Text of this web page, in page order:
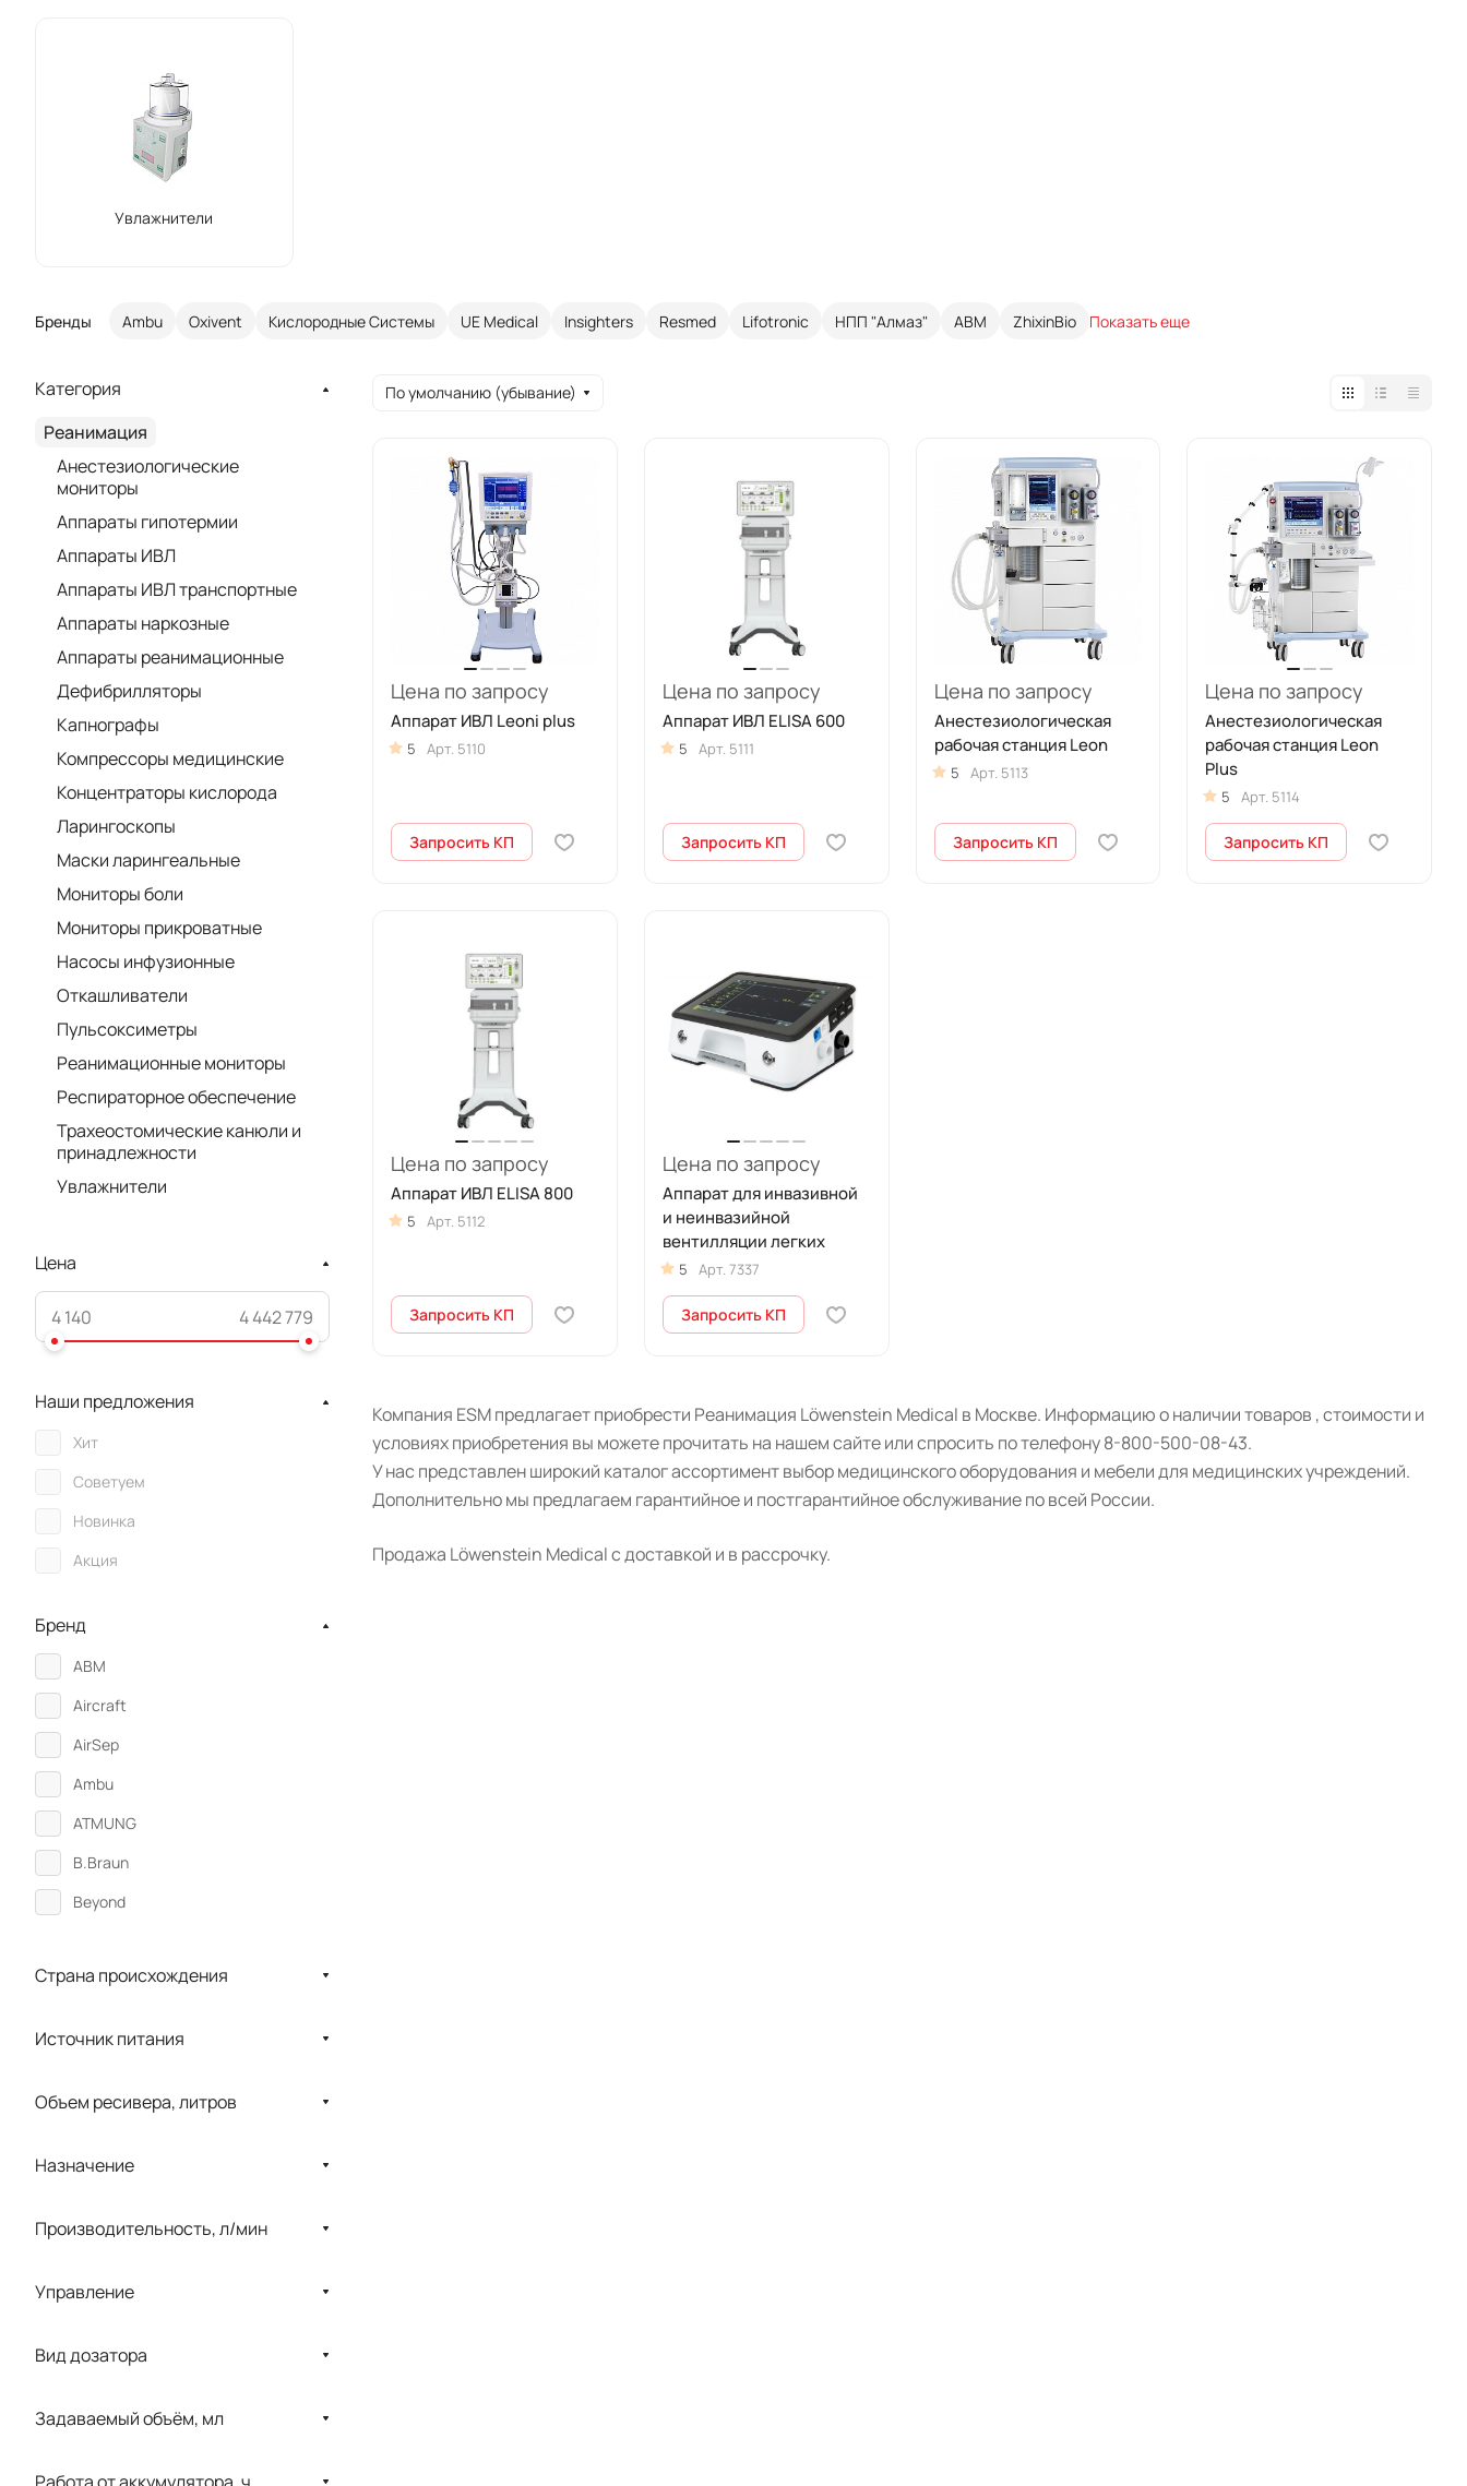
Увлажнители
Бренды Ambu Oxivent Кислородные Системы UE Medical Insighters Resmed Lifotronic НПП "Алмаз" ABM ZhixinBio Показать еще
По умолчанию (убывание)
Цена по запросу
Аппарат ИВЛ Leoni plus
5 Арт. 5110
Запросить КП
Цена по запросу
Аппарат ИВЛ ELISA 600
5 Арт. 5111
Запросить КП
Цена по запросу
Анестезиологическая
рабочая станция Leon
5 Арт. 5113
Запросить КП
Цена по запросу
Анестезиологическая
рабочая станция Leon
Plus
5 Арт. 5114
Запросить КП
Цена по запросу
Аппарат ИВЛ ELISA 800
5 Арт. 5112
Запросить КП
Цена по запросу
Аппарат для инвазивной
и неинвазийной
вентилляции легких
5 Арт. 7337
Запросить КП
Компания ESM предлагает приобрести Реанимация Löwenstein Medical в Москве. Информацию о наличии товаров , стоимости и
условиях приобретения вы можете прочитать на нашем сайте или спросить по телефону 8-800-500-08-43.
У нас представлен широкий каталог ассортимент выбор медицинского оборудования и мебели для медицинских учреждений.
Дополнительно мы предлагаем гарантийное и постгарантийное обслуживание по всей России.
Продажа Löwenstein Medical с доставкой и в рассрочку.
Категория
Реанимация
Анестезиологические
мониторы
Аппараты гипотермии
Аппараты ИВЛ
Аппараты ИВЛ транспортные
Аппараты наркозные
Аппараты реанимационные
Дефибрилляторы
Капнографы
Компрессоры медицинские
Концентраторы кислорода
Ларингоскопы
Маски ларингеальные
Мониторы боли
Мониторы прикроватные
Насосы инфузионные
Откашливатели
Пульсоксиметры
Реанимационные мониторы
Респираторное обеспечение
Трахеостомические канюли и
принадлежности
Увлажнители
Цена
Наши предложения
Хит
Советуем
Новинка
Акция
Бренд
ABM
Aircraft
AirSep
Ambu
ATMUNG
B.Braun
Beyond
BITMOS
Cattani
Choicemmed
DIXION
ELEPS
Страна происхождения
Источник питания
Объем ресивера, литров
Назначение
Производительность, л/мин
Управление
Вид дозатора
Задаваемый объём, мл